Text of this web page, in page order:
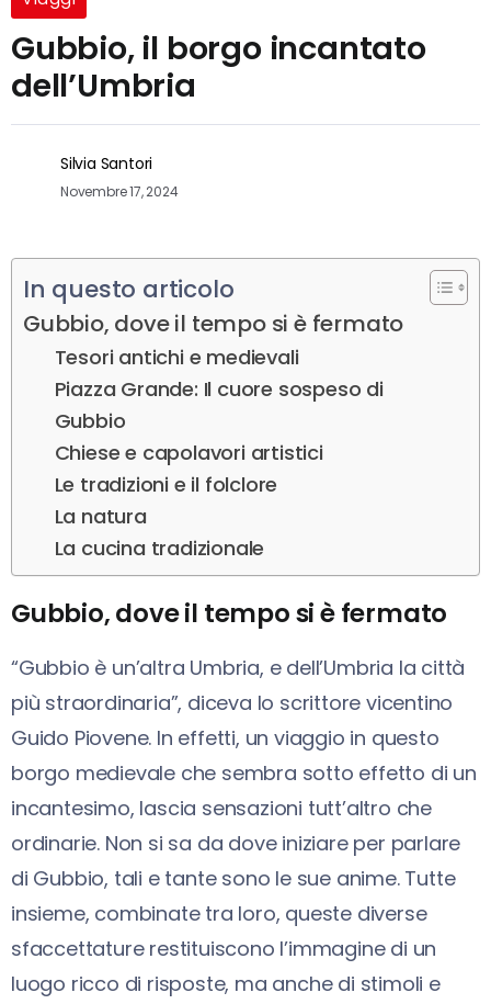
Gubbio, il borgo incantato
dell’Umbria
Silvia Santori
Novembre 17, 2024
In questo articolo
Gubbio, dove il tempo si è fermato
Tesori antichi e medievali
Piazza Grande: Il cuore sospeso di
Gubbio
Chiese e capolavori artistici
Le tradizioni e il folclore
La natura
La cucina tradizionale
Gubbio, dove il tempo si è fermato
“Gubbio è un’altra Umbria, e dell’Umbria la città
più straordinaria”, diceva lo scrittore vicentino
Guido Piovene. In effetti, un viaggio in questo
borgo medievale che sembra sotto effetto di un
incantesimo, lascia sensazioni tutt’altro che
ordinarie. Non si sa da dove iniziare per parlare
di Gubbio, tali e tante sono le sue anime. Tutte
insieme, combinate tra loro, queste diverse
sfaccettature restituiscono l’immagine di un
luogo ricco di risposte, ma anche di stimoli e